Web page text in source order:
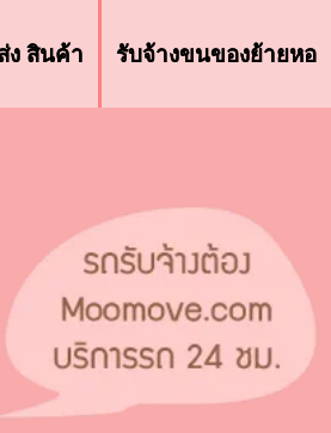
ง สินค้า รับจ้างขนของย้ายหอ